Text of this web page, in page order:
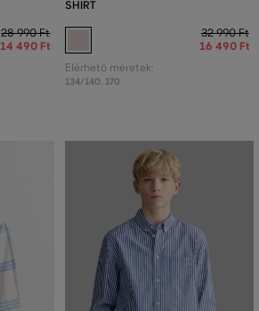
28 990 Ft
14 490 Ft
SHIRT
32 990 Ft
16 490 Ft
Elérhető méretek:
134/140, 170